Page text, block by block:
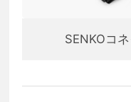
SENKOコ